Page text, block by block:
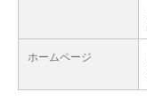
ホームページ